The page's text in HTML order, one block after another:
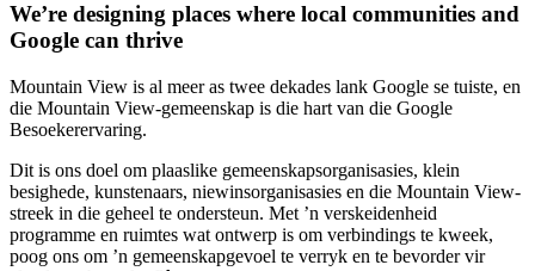
We’re designing places where local communities and
Google can thrive
Mountain View is al meer as twee dekades lank Google se tuiste, en
die Mountain View-gemeenskap is die hart van die Google
Besoekerervaring.
Dit is ons doel om plaaslike gemeenskapsorganisasies, klein
besighede, kunstenaars, niewinsorganisasies en die Mountain View-
streek in die geheel te ondersteun. Met ’n verskeidenheid
programme en ruimtes wat ontwerp is om verbindings te kweek,
poog ons om ’n gemeenskapgevoel te verryk en te bevorder vir